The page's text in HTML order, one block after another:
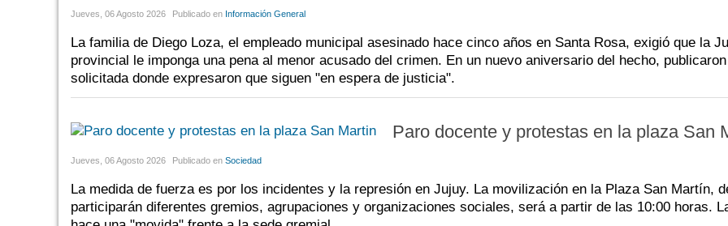
Jueves, 06 Agosto 2026 Publicado en Información General
La familia de Diego Loza, el empleado municipal asesinado hace cinco años en Santa Rosa, exigió que la
provincial le imponga una pena al menor acusado del crimen. En un nuevo aniversario del hecho,
solicitada donde expresaron que siguen "en espera de justicia".
Paro docente y protestas en la plaza San
Jueves, 06 Agosto 2026 Publicado en Sociedad
La medida de fuerza es por los incidentes y la represión en Jujuy. La movilización en la Plaza San Martín,
participarán diferentes gremios, agrupaciones y organizaciones sociales, será a partir de las 10:00 horas.